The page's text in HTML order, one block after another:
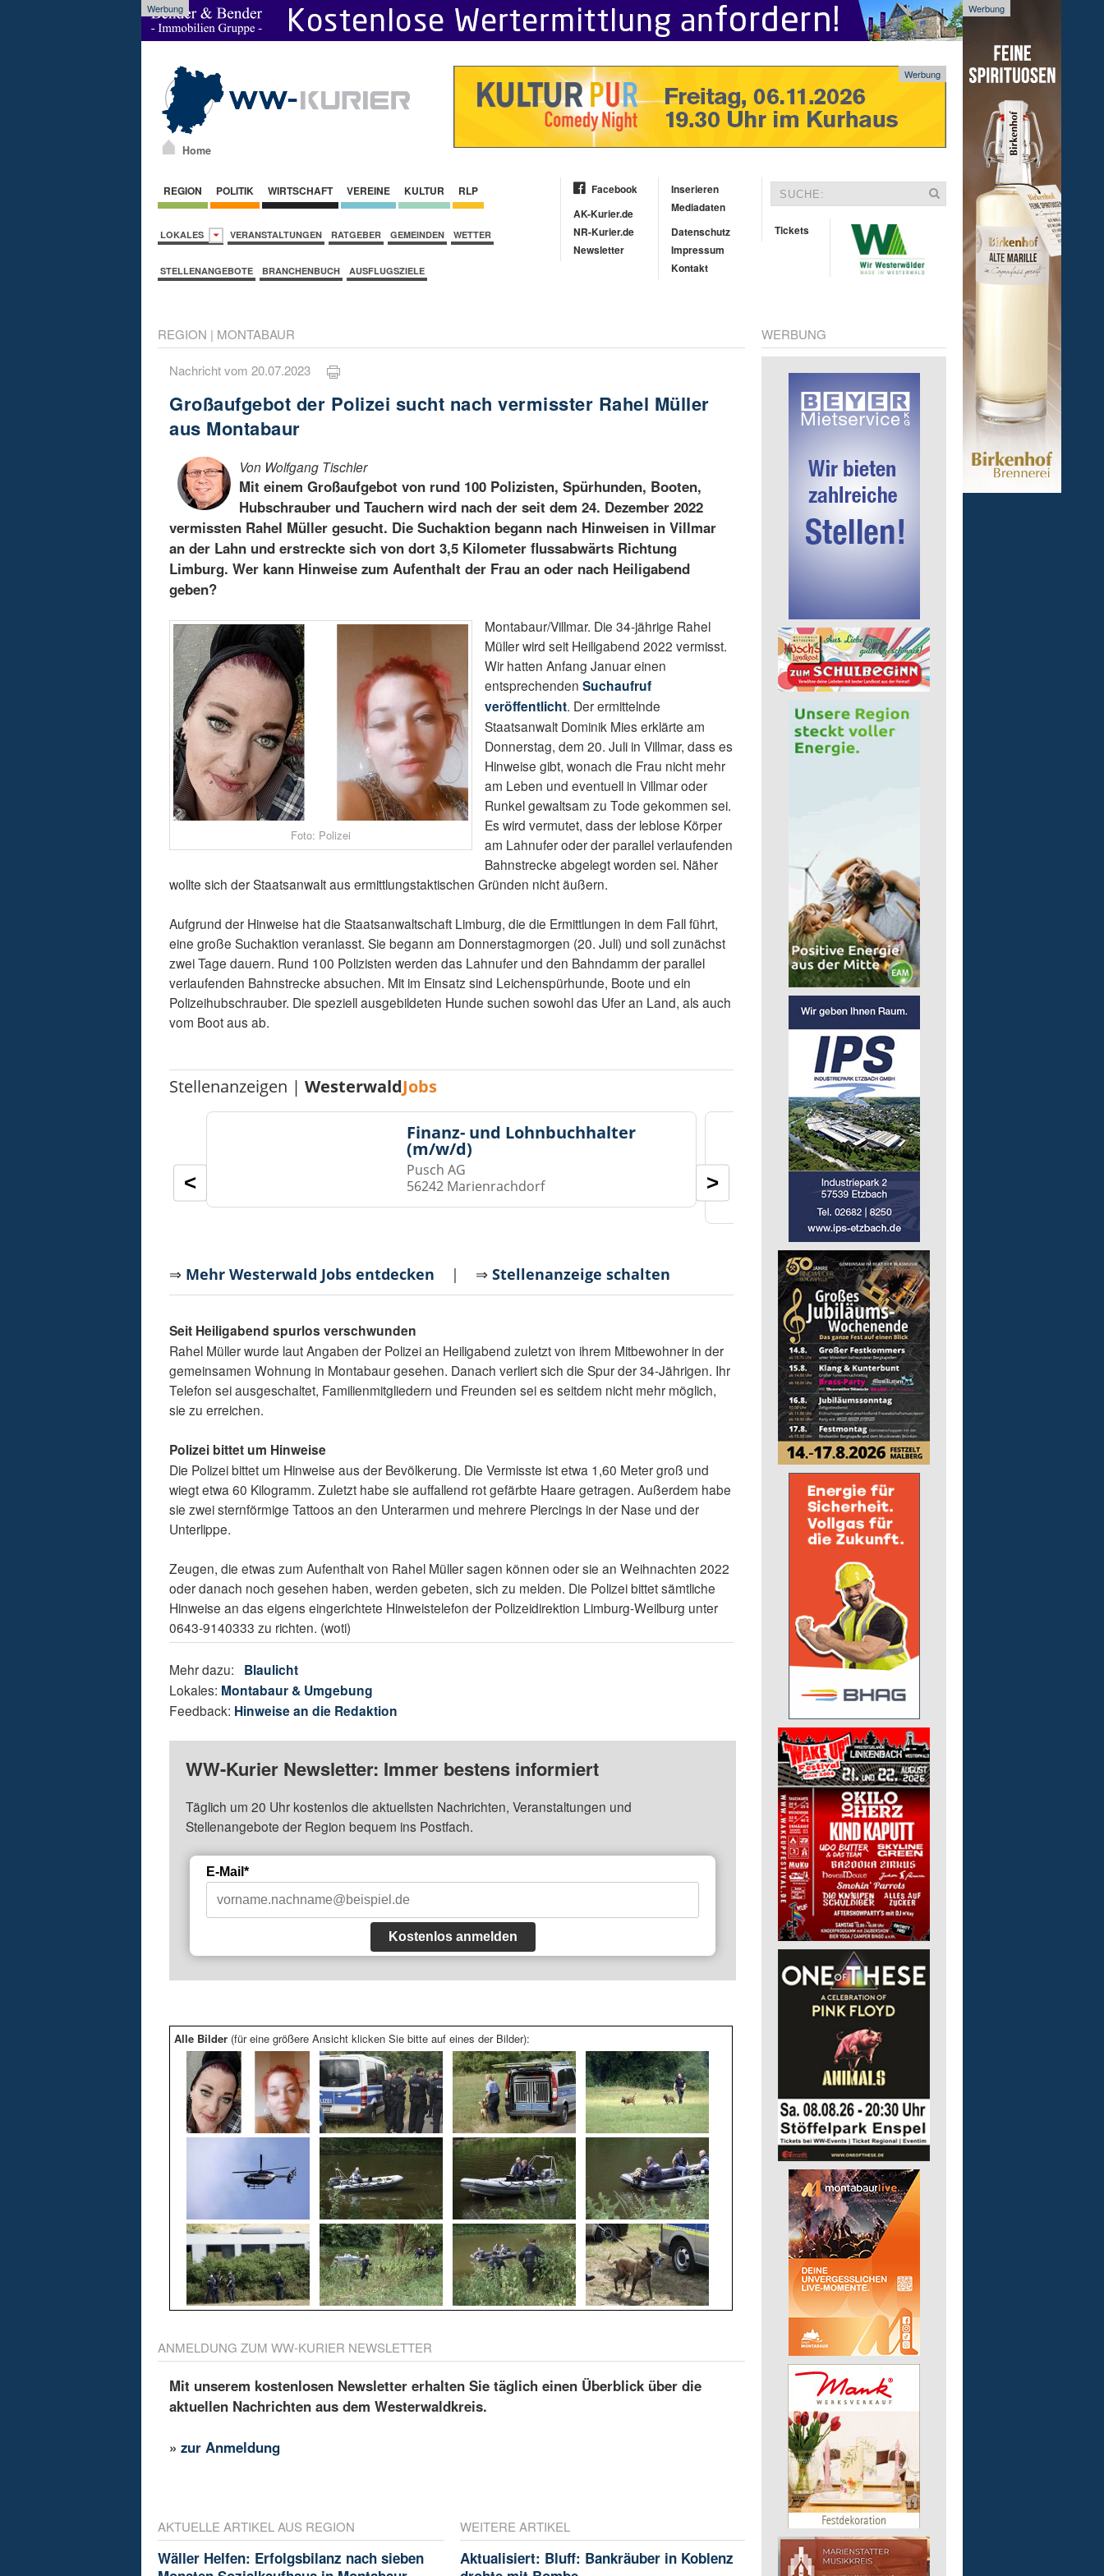
Werbung Werbung
Home
Werbung
REGION POLITIK WIRTSCHAFT VEREINE KULTUR RLP
LOKALES VERANSTALTUNGEN RATGEBER GEMEINDEN WETTER
STELLENANGEBOTE BRANCHENBUCH AUSFLUGSZIELE
Facebook
AK-Kurier.de
NR-Kurier.de
Newsletter
Inserieren
Mediadaten
Datenschutz
Impressum
Kontakt
Tickets
REGION | MONTABAUR
Nachricht vom 20.07.2023
Großaufgebot der Polizei sucht nach vermisster Rahel Müller
aus Montabaur
Von Wolfgang Tischler
Mit einem Großaufgebot von rund 100 Polizisten, Spürhunden, Booten,
Hubschrauber und Tauchern wird nach der seit dem 24. Dezember 2022
vermissten Rahel Müller gesucht. Die Suchaktion begann nach Hinweisen in Villmar
an der Lahn und erstreckte sich von dort 3,5 Kilometer flussabwärts Richtung
Limburg. Wer kann Hinweise zum Aufenthalt der Frau an oder nach Heiligabend
geben?
Foto: Polizei
Montabaur/Villmar. Die 34-jährige Rahel
Müller wird seit Heiligabend 2022 vermisst.
Wir hatten Anfang Januar einen
entsprechendenSuchaufruf
veröffentlicht. Der ermittelnde
Staatsanwalt Dominik Mies erklärte am
Donnerstag, dem 20. Juli in Villmar, dass es
Hinweise gibt, wonach die Frau nicht mehr
am Leben und eventuell in Villmar oder
Runkel gewaltsam zu Tode gekommen sei.
Es wird vermutet, dass der leblose Körper
am Lahnufer oder der parallel verlaufenden
Bahnstrecke abgelegt worden sei. Näher
wollte sich der Staatsanwalt aus ermittlungstaktischen Gründen nicht äußern.
Aufgrund der Hinweise hat die Staatsanwaltschaft Limburg, die die Ermittlungen in dem Fall führt,
eine große Suchaktion veranlasst. Sie begann am Donnerstagmorgen (20. Juli) und soll zunächst
zwei Tage dauern. Rund 100 Polizisten werden das Lahnufer und den Bahndamm der parallel
verlaufenden Bahnstrecke absuchen. Mit im Einsatz sind Leichenspürhunde, Boote und ein
Polizeihubschrauber. Die speziell ausgebildeten Hunde suchen sowohl das Ufer an Land, als auch
vom Boot aus ab.
Stellenanzeigen |WesterwaldJobs
Finanz- und Lohnbuchhalter
(m/w/d)
Pusch AG
56242 Marienrachdorf
Gruppenleitung (m/w/
Werkstatt
Lebenshilfe im Landkreis
GmbH
57632 Flammersfeld
< >
⇒ Mehr Westerwald Jobs entdecken | ⇒Stellenanzeige schalten
Seit Heiligabend spurlos verschwunden
Rahel Müller wurde laut Angaben der Polizei an Heiligabend zuletzt von ihrem Mitbewohner in der
gemeinsamen Wohnung in Montabaur gesehen. Danach verliert sich die Spur der 34-Jährigen. Ihr
Telefon sei ausgeschaltet, Familienmitgliedern und Freunden sei es seitdem nicht mehr möglich,
sie zu erreichen.
Polizei bittet um Hinweise
Die Polizei bittet um Hinweise aus der Bevölkerung. Die Vermisste ist etwa 1,60 Meter groß und
wiegt etwa 60 Kilogramm. Zuletzt habe sie auffallend rot gefärbte Haare getragen. Außerdem habe
sie zwei sternförmige Tattoos an den Unterarmen und mehrere Piercings in der Nase und der
Unterlippe.
Zeugen, die etwas zum Aufenthalt von Rahel Müller sagen können oder sie an Weihnachten 2022
oder danach noch gesehen haben, werden gebeten, sich zu melden. Die Polizei bittet sämtliche
Hinweise an das eigens eingerichtete Hinweistelefon der Polizeidirektion Limburg-Weilburg unter
0643-9140333 zu richten. (woti)
Mehr dazu: Blaulicht
Lokales: Montabaur & Umgebung
Feedback: Hinweise an die Redaktion
WW-Kurier Newsletter: Immer bestens informiert
Täglich um 20 Uhr kostenlos die aktuellsten Nachrichten, Veranstaltungen und
Stellenangebote der Region bequem ins Postfach.
E-Mail*
Kostenlos anmelden
Alle Bilder (für eine größere Ansicht klicken Sie bitte auf eines der Bilder):
ANMELDUNG ZUM WW-KURIER NEWSLETTER
Mit unserem kostenlosen Newsletter erhalten Sie täglich einen Überblick über die
aktuellen Nachrichten aus dem Westerwaldkreis.
»zur Anmeldung
AKTUELLE ARTIKEL AUS REGION
Wäller Helfen: Erfolgsbilanz nach sieben
WEITERE ARTIKEL
Aktualisiert: Bluff: Bankräuber in Koblenz
WERBUNG